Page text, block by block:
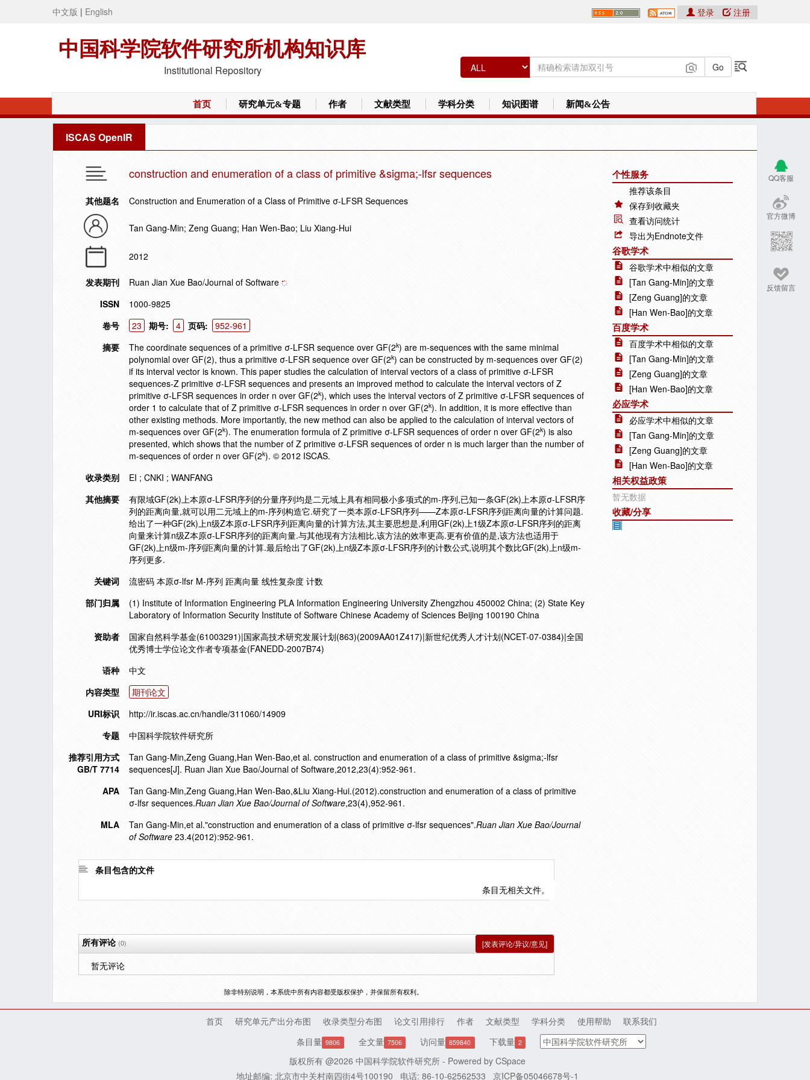
中文版 | English
中国科学院软件研究所机构知识库
Institutional Repository
登录 注册
首页 研究单元&专题 作者 文献类型 学科分类 知识图谱 新闻&公告
ISCAS OpenIR
QQ客服
官方微博
反馈留言
construction and enumeration of a class of primitive &sigma;-lfsr sequences
其他题名 Construction and Enumeration of a Class of Primitive σ-LFSR Sequences
Tan Gang-Min; Zeng Guang; Han Wen-Bao; Liu Xiang-Hui
2012
发表期刊
Ruan Jian Xue Bao/Journal of Software
ISSN
1000-9825
卷号
23 期号: 4 页码:
952-961
摘要
The coordinate sequences of a primitive σ-LFSR sequence over GF(2k) are m-sequences with the same minimal
polynomial over GF(2), thus a primitive σ-LFSR sequence over GF(2k) can be constructed by m-sequences over GF(2)
if its interval vector is known. This paper studies the calculation of interval vectors of a class of primitive σ-LFSR
sequences-Z primitive σ-LFSR sequences and presents an improved method to calculate the interval vectors of Z
primitive σ-LFSR sequences in order n over GF(2k), which uses the interval vectors of Z primitive σ-LFSR sequences of
order 1 to calculate that of Z primitive σ-LFSR sequences in order n over GF(2k). In addition, it is more effective than
other existing methods. More importantly, the new method can also be applied to the calculation of interval vectors of
m-sequences over GF(2k). The enumeration formula of Z primitive σ-LFSR sequences of order n over GF(2k) is also
presented, which shows that the number of Z primitive σ-LFSR sequences of order n is much larger than the number of
m-sequences of order n over GF(2k). © 2012 ISCAS.
收录类别
EI ; CNKI ; WANFANG
其他摘要
有限域GF(2k)上本原σ-LFSR序列的分量序列均是二元域上具有相同极小多项式的m-序列,已知一条GF(2k)上本原σ-LFSR序
列的距离向量,就可以用二元域上的m-序列构造它.研究了一类本原σ-LFSR序列——Z本原σ-LFSR序列距离向量的计算问题.
给出了一种GF(2k)上n级Z本原σ-LFSR序列距离向量的计算方法,其主要思想是,利用GF(2k)上1级Z本原σ-LFSR序列的距离
向量来计算n级Z本原σ-LFSR序列的距离向量.与其他现有方法相比,该方法的效率更高.更有价值的是,该方法也适用于
GF(2k)上n级m-序列距离向量的计算.最后给出了GF(2k)上n级Z本原σ-LFSR序列的计数公式,说明其个数比GF(2k)上n级m-
序列更多.
关键词
流密码 本原σ-lfsr M-序列 距离向量 线性复杂度 计数
部门归属
(1) Institute of Information Engineering PLA Information Engineering University Zhengzhou 450002 China; (2) State Key
Laboratory of Information Security Institute of Software Chinese Academy of Sciences Beijing 100190 China
资助者
国家自然科学基金(61003291)|国家高技术研究发展计划(863)(2009AA01Z417)|新世纪优秀人才计划(NCET-07-0384)|全国
优秀博士学位论文作者专项基金(FANEDD-2007B74)
语种
中文
内容类型
期刊论文
URI标识
http://ir.iscas.ac.cn/handle/311060/14909
专题
中国科学院软件研究所
推荐引用方式
GB/T 7714
Tan Gang-Min,Zeng Guang,Han Wen-Bao,et al. construction and enumeration of a class of primitive &sigma;-lfsr
sequences[J]. Ruan Jian Xue Bao/Journal of Software,2012,23(4):952-961.
APA
Tan Gang-Min,Zeng Guang,Han Wen-Bao,&Liu Xiang-Hui.(2012).construction and enumeration of a class of primitive
σ-lfsr sequences.Ruan Jian Xue Bao/Journal of Software,23(4),952-961.
MLA
Tan Gang-Min,et al."construction and enumeration of a class of primitive σ-lfsr sequences".Ruan Jian Xue Bao/Journal
of Software 23.4(2012):952-961.
条目包含的文件
条目无相关文件。
个性服务
推荐该条目
保存到收藏夹
查看访问统计
导出为Endnote文件
谷歌学术
谷歌学术中相似的文章
[Tan Gang-Min]的文章
[Zeng Guang]的文章
[Han Wen-Bao]的文章
百度学术
百度学术中相似的文章
[Tan Gang-Min]的文章
[Zeng Guang]的文章
[Han Wen-Bao]的文章
必应学术
必应学术中相似的文章
[Tan Gang-Min]的文章
[Zeng Guang]的文章
[Han Wen-Bao]的文章
相关权益政策
暂无数据
收藏/分享
所有评论(0) [发表评论/异议/意见]
暂无评论
除非特别说明，本系统中所有内容都受版权保护，并保留所有权利。
首页 研究单元产出分布图 收录类型分布图 论文引用排行 作者 文献类型 学科分类 使用帮助
联系我们
条目量 9806 全文量 7506 访问量 859840 下载量 2
版权所有 @2026 中国科学院软件研究所 - Powered by CSpace
地址邮编: 北京市中关村南四街4号100190
电话: 86-10-62562533 京ICP备05046678号-1